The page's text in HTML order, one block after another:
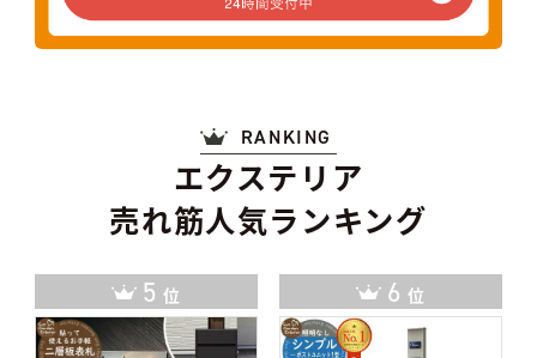
エクステリア
売れ筋人気ランキング
RANKING
6 位 7 位